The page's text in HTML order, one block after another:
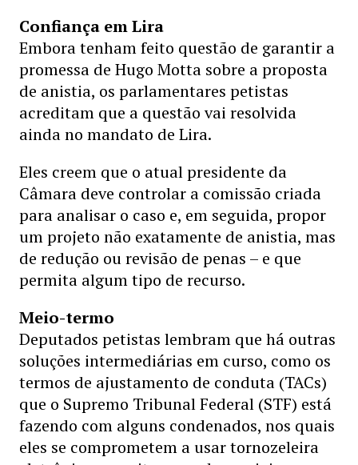
Confiança em Lira
Embora tenham feito questão de garantir a
promessa de Hugo Motta sobre a proposta
de anistia, os parlamentares petistas
acreditam que a questão vai resolvida
ainda no mandato de Lira.
Eles creem que o atual presidente da
Câmara deve controlar a comissão criada
para analisar o caso e, em seguida, propor
um projeto não exatamente de anistia, mas
de redução ou revisão de penas – e que
permita algum tipo de recurso.
Meio-termo
Deputados petistas lembram que há outras
soluções intermediárias em curso, como os
termos de ajustamento de conduta (TACs)
que o Supremo Tribunal Federal (STF) está
fazendo com alguns condenados, nos quais
eles se comprometem a usar tornozeleira